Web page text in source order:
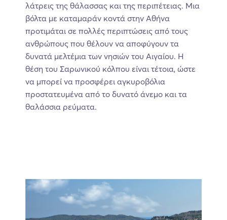
λάτρεις της θάλασσας και της περιπέτειας. Μια
βόλτα με καταμαράν κοντά στην Αθήνα
προτιμάται σε πολλές περιπτώσεις από τους
ανθρώπους που θέλουν να αποφύγουν τα
δυνατά μελτέμια των νησιών του Αιγαίου. Η
θέση του Σαρωνικού κόλπου είναι τέτοια, ώστε
να μπορεί να προσφέρει αγκυροβόλια
προστατευμένα από το δυνατό άνεμο και τα
θαλάσσια ρεύματα.